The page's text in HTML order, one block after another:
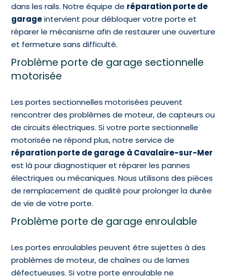
dans les rails. Notre équipe de réparation porte de
garageintervient pour débloquer votre porte et
réparer le mécanisme afin de restaurer une ouverture
et fermeture sans difficulté.
Problème porte de garage sectionnelle
motorisée
Les portes sectionnelles motorisées peuvent
rencontrer des problèmes de moteur, de capteurs ou
de circuits électriques. Si votre porte sectionnelle
motorisée ne répond plus, notre service de
réparation porte de garage à Cavalaire-sur-Mer
est là pour diagnostiquer et réparer les pannes
électriques ou mécaniques. Nous utilisons des pièces
de remplacement de qualité pour prolonger la durée
de vie de votre porte.
Problème porte de garage enroulable
Les portes enroulables peuvent être sujettes à des
problèmes de moteur, de chaînes ou de lames
défectueuses. Si votre porte enroulable ne